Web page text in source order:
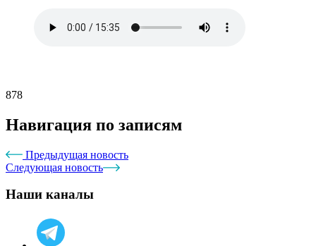
878
Навигация по записям
Предыдущая новость
Следующая новость
Наши каналы